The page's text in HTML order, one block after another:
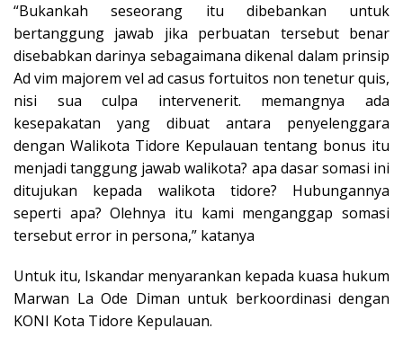
“Bukankah seseorang itu dibebankan untuk
bertanggung jawab jika perbuatan tersebut benar
disebabkan darinya sebagaimana dikenal dalam prinsip
Ad vim majorem vel ad casus fortuitos non tenetur quis,
nisi sua culpa intervenerit. memangnya ada
kesepakatan yang dibuat antara penyelenggara
dengan Walikota Tidore Kepulauan tentang bonus itu
menjadi tanggung jawab walikota? apa dasar somasi ini
ditujukan kepada walikota tidore? Hubungannya
seperti apa? Olehnya itu kami menganggap somasi
tersebut error in persona,” katanya
Untuk itu, Iskandar menyarankan kepada kuasa hukum
Marwan La Ode Diman untuk berkoordinasi dengan
KONI Kota Tidore Kepulauan.